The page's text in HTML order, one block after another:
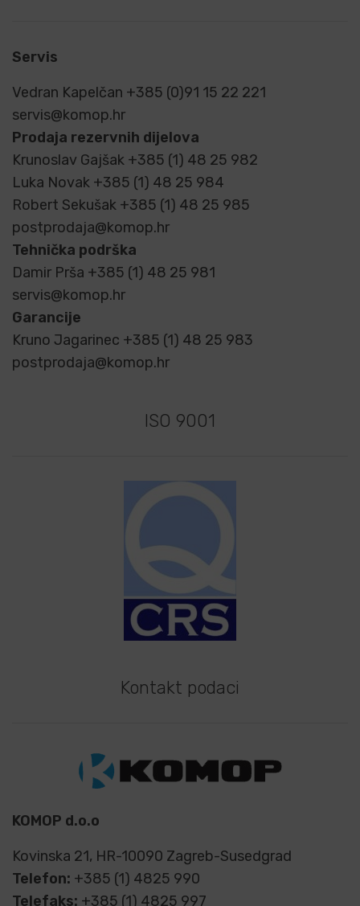
Servis
Vedran Kapelčan +385 (0)91 15 22 221
servis@komop.hr
Prodaja rezervnih dijelova
Krunoslav Gajšak +385 (1) 48 25 982
Luka Novak +385 (1) 48 25 984
Robert Sekušak +385 (1) 48 25 985
postprodaja@komop.hr
Tehnička podrška
Damir Prša +385 (1) 48 25 981
servis@komop.hr
Garancije
Kruno Jagarinec +385 (1) 48 25 983
postprodaja@komop.hr
ISO 9001
Kontakt podaci
KOMOP d.o.o
Kovinska 21, HR-10090 Zagreb-Susedgrad
Telefon: +385 (1) 4825 990
Telefaks: +385 (1) 4825 997